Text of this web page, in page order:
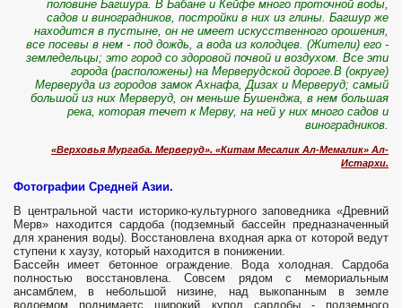
половине Багшура. В Бабане и Кейфе много проточной воды,
садов и виноградников, постройки в них из глины. Багшур же
находится в пустыне, он не имеет искусственного орошения,
все посевы в нем - под дождь, а вода из колодцев. (Жители) его -
земледельцы; это город со здоровой почвой и воздухом. Все эти
города (расположены) на Мерверудской дороге.В (округе)
Мерверуда из городов замок Ахнафа, Дизах и Мерверуд; самый
большой из них Мерверуд, он меньше Бушенджа, в нем большая
река, которая течет к Мерву, на ней у них много садов и
виноградников.
«Верховья Мургаба. Мерверуд». «Китам Месалик Ал-Мемалик» Ал-
Истархи.
Фотографии Средней Азии.
В центральной части историко-культурного заповедника «Древний
Мерв» находится сардоба (подземный бассейн предназначенный
для хранения воды). Восстановлена входная арка от которой ведут
ступени к хаузу, который находится в понижении.
Бассейн имеет бетонное ограждение. Вода холодная. Сардоба
полностью восстановлена. Совсем рядом с мемориальным
ансамблем, в небольшой низине, над выкопанным в земле
водоемом поднимаетс широкий купол сардобы - подземного